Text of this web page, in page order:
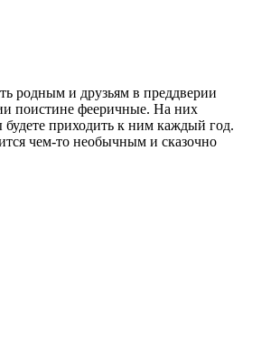
родным и друзьям в преддверии
поистине фееричные. На них
приходить к ним каждый год.
чем-то необычным и сказочно